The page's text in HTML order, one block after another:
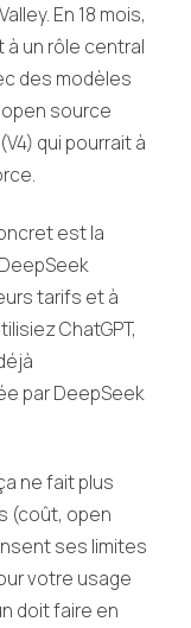
En 18 mois,
à un rôle central
des modèles
source
qui pourrait à
est la
tarifs et à
ChatGPT,
par DeepSeek
ne fait plus
(coût, open
ses limites
votre usage
doit faire en